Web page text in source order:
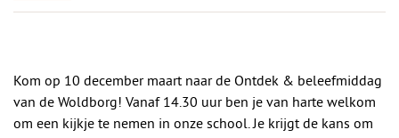
Kom op 10 december maart naar de Ontdek & beleefmiddag
van de Woldborg! Vanaf 14.30 uur ben je van harte welkom
om een kijkje te nemen in onze school. Je krijgt de kans om